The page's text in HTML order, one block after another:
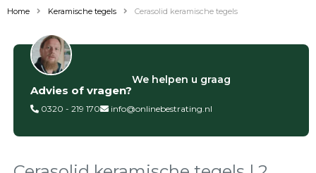
Home Keramische tegels Cerasolid keramische tegels
Filter op
Categorieën
Betontegels
tegels
Advies of vragen?
We helpen u graag
0320 - 219 170 info@onlinebestrating.nl